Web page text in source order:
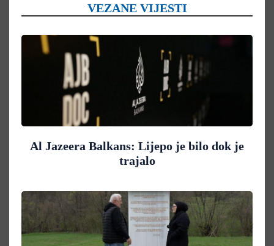
VEZANE VIJESTI
Al Jazeera Balkans: Lijepo je bilo dok je
trajalo